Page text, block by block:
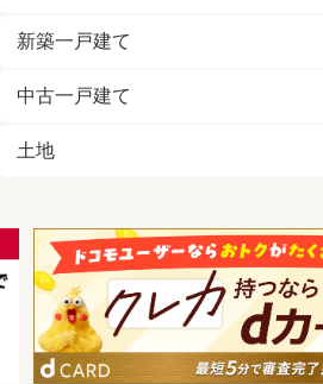
新築一戸建て
中古一戸建て
土地